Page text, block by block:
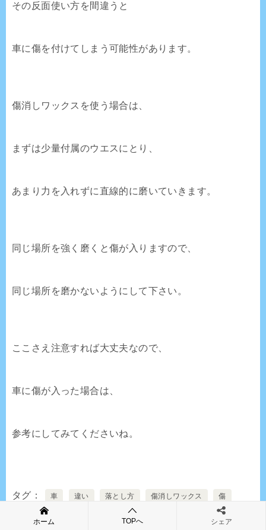
その反面使い方を間違うと
車に傷を付けてしまう可能性があります。
傷消しワックスを使う場合は、
まずは少量付属のウエスにとり、
あまり力を入れずに直線的に磨いていきます。
同じ場所を強く磨くと傷が入りますので、
同じ場所を磨かないようにして下さい。
ここさえ注意すれば大丈夫なので、
車に傷が入った場合は、
参考にしてみてくださいね。
タグ 車 違い 落とし方 傷消しワックス 傷
落ちない傷
ホーム TOPへ シェア